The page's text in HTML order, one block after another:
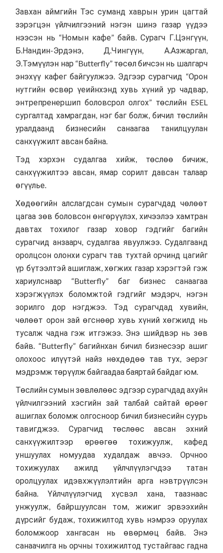
Завхан аймгийн Тэс суманд хаврын урин цагтай
зэрэгцэн үйлчилгээний нэгэн шинэ газар үүдээ
нээсэн нь “Номын кафе” байв. Сурагч Г.Цэнгүүн,
Б.Нандин-Эрдэнэ, Д.Чингүүн, А.Азжаргал,
Э.Тэмүүлэн нар “Butterfly” төсөл бичсэн нь шалгарч
энэхүү кафег байгуулжээ. Эдгээр сурагчид “Орон
нутгийн өсвөр үеийнхэнд хувь хүний ур чадвар,
энтрепренершип боловсрол олгох” төслийн ESEL
сургалтад хамрагдан, нэг баг болж, бичил төслийн
уралдаанд бизнесийн санаагаа танилцуулан
санхүүжилт авсан байна.
Тэд хэрхэн судалгаа хийж, төслөө бичиж,
санхүүжилтээ авсан, ямар сорилт давсан талаар
өгүүлье.
Хөдөөгийн алслагдсан сумын сурагчдад чөлөөт
цагаа зөв боловсон өнгөрүүлэх, хичээлээ хамтран
давтах тохилог газар ховор гэдгийг багийн
сурагчид анзаарч, судалгаа явуулжээ. Судалгаанд
оролцсон олонхи сурагч тав тухтай орчинд цагийг
үр бүтээлтэй ашиглаж, хөгжих газар хэрэгтэй гэж
хариулснаар “Butterfly” баг бизнес санаагаа
хэрэгжүүлэх боломжтой гэдгийг мэдэрч, нэгэн
зорилго дор нэгджээ. Тэд сурагчдад хувийн,
чөлөөт орон зай өгснөөр хувь хүний хөгжилд нь
тусалж чадна гэж итгэжээ. Энэ шийдвэр нь зөв
байв. “Butterfly” багийнхан бичил бизнесээр ашиг
олохоос илүүтэй найз нөхдөдөө тав тух, эерэг
мэдрэмж төрүүлж байгаадаа баяртай байдаг юм.
Төслийн сумын зөвлөлөөс эдгээр сурагчдад ахуйн
үйлчилгээний хэсгийн зай талбай сайтай өрөөг
ашиглах боломж олгосноор бичил бизнесийн суурь
тавигджээ. Сурагчид төслөөс авсан эхний
санхүүжилтээр өрөөгөө тохижуулж, кафед
уншуулах номуудаа худалдаж авчээ. Орчноо
тохижуулах ажилд үйлчлүүлэгчдээ татан
оролцуулах идэвхжүүлэлтийн арга нэвтрүүлсэн
байна. Үйлчлүүлэгчид хүсвэл хана, таазнаас
унжуулж, байршуулсан том, жижиг эрвээхийн
дүрсийг будаж, тохижилтод хувь нэмрээ оруулах
боломжоор хангасан нь өвөрмөц байв. Энэ
санаачилга нь орчны тохижилтод тустайгаас гадна